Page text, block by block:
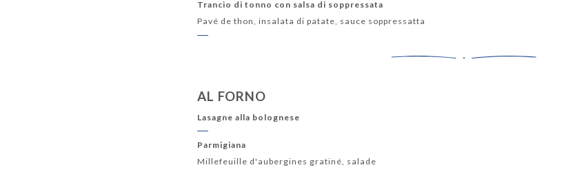
Trancio di tonno con salsa di soppressata
Pavé de thon, insalata di patate, sauce soppressatta
AL FORNO
Lasagne alla bolognese
Parmigiana
Millefeuille d'aubergines gratiné, salade